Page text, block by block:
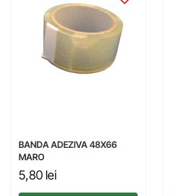
BANDA ADEZIVA 48X66
MARO
5,80 lei